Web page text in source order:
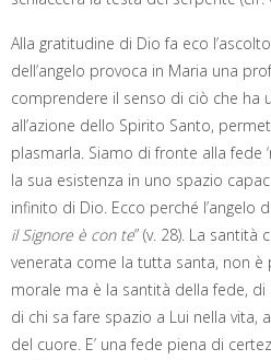
Alla gratitudine di Dio fa eco
dell’angelo provoca in Maria una
comprendere il senso di ciò che ha
all’azione dello Spirito Santo,
plasmarla. Siamo di fronte alla fede
la sua esistenza in uno spazio
infinito di Dio. Ecco perché l’angelo
il Signore è con te” (v. 28). La
venerata come la tutta santa, non è
morale ma è la santità della fede,
di chi sa fare spazio a Lui nella vita,
del cuore. E’ una fede piena di